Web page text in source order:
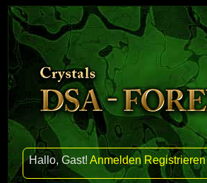
Hallo, Gast!Anmelden Registrieren